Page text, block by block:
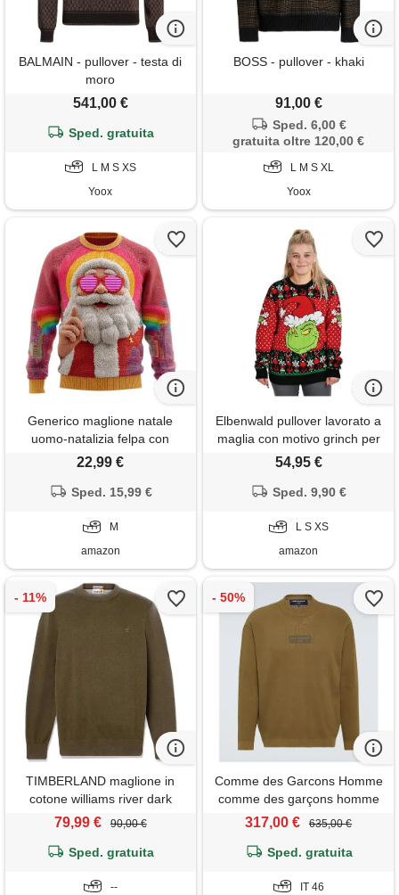
BALMAIN - pullover - testa di
moro
541,00 €
Sped. gratuita
L M S XS
Yoox
BOSS - pullover - khaki
91,00 €
Sped. 6,00 €
gratuita oltre 120,00 €
L M S XL
Yoox
Generico maglione natale
uomo-natalizia felpa con
cappuccio uomo in vello
giacca pesante pelliccia bordi
cardigan invernale caldo
divertente giubbotto pile
22,99 €
Sped. 15,99 €
M
amazon
Elbenwald pullover lavorato a
maglia con motivo grinch per
uomo donna unisex in cotone
54,95 €
Sped. 9,90 €
L S XS
amazon
TIMBERLAND maglione in
cotone williams river dark
green
79,99 € 90,00 €
Sped. gratuita
--
Comme des Garcons Homme
comme des garçons homme
pullover in cotone
317,00 € 635,00 €
Sped. gratuita
IT 46